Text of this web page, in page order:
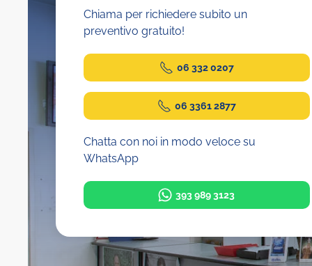
Chiama per richiedere subito un
preventivo gratuito!
06 332 0207
06 3361 2877
Chatta con noi in modo veloce su
WhatsApp
393 989 3123